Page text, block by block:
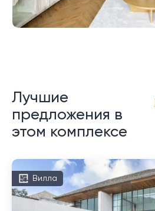
Лучшие
предложения в
этом комплексе
Вилла